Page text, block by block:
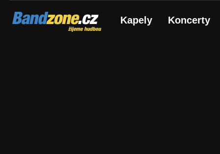
Bandzone.cz
žijeme hudbou Kapely Koncerty